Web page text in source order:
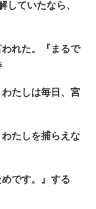
ていたなら、
た。『まるで
たしは毎日、宮
たしを捕らえな
です。』する